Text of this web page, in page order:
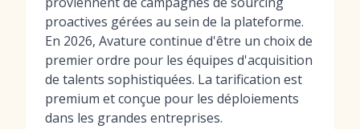
proactives gérées au sein de la plateforme.
En 2026, Avature continue d'être un choix de
premier ordre pour les équipes d'acquisition
de talents sophistiquées. La tarification est
premium et conçue pour les déploiements
dans les grandes entreprises.